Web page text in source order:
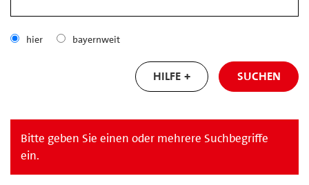
hier bayernweit
HILFE SUCHEN
Bitte geben Sie einen oder mehrere Suchbegriffe
ein.